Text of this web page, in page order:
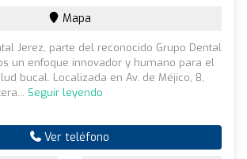
Mapa
Jerez, parte del reconocido Grupo Dental
un enfoque innovador y humano para el
bucal. Localizada en Av. de Méjico, 8,
Seguir leyendo
Ver teléfono